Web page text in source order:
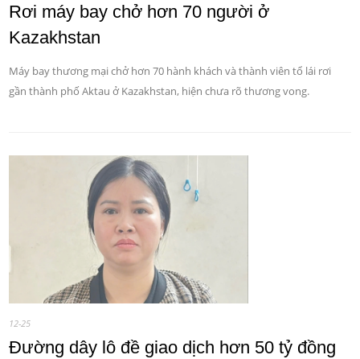
Rơi máy bay chở hơn 70 người ở
Kazakhstan
Máy bay thương mại chở hơn 70 hành khách và thành viên tổ lái rơi
gần thành phố Aktau ở Kazakhstan, hiện chưa rõ thương vong.
12-25
Đường dây lô đề giao dịch hơn 50 tỷ đồng